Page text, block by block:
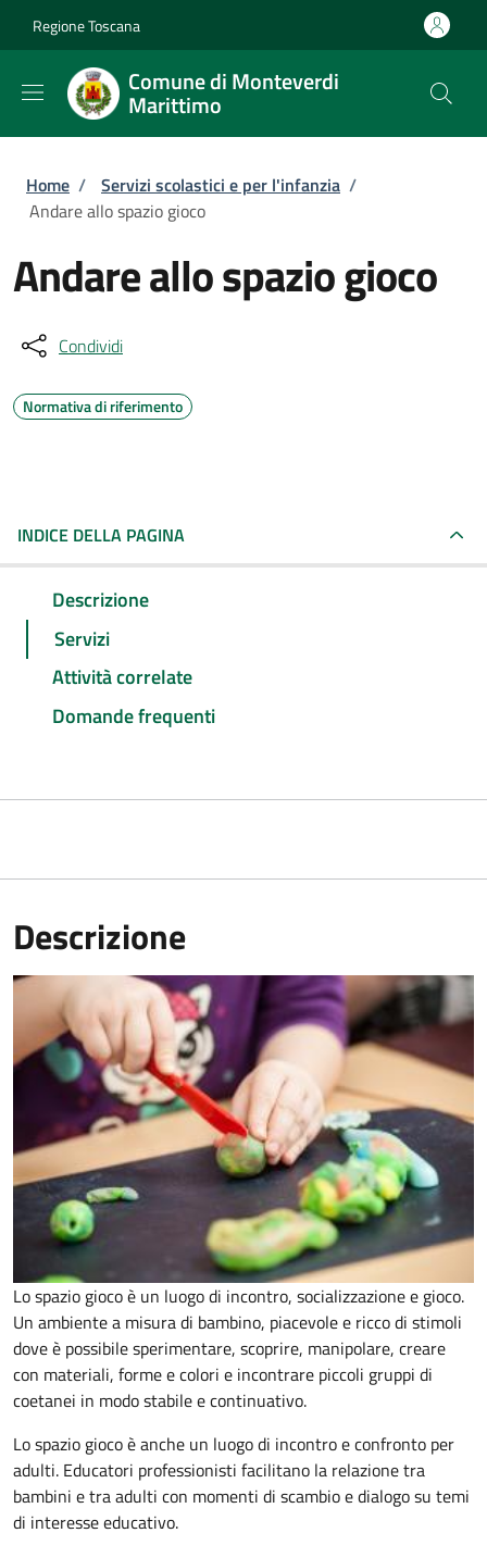
Regione Toscana
Comune di Monteverdi
Marittimo
Briciole di pane
Home / Servizi scolastici e per l'infanzia /
Andare allo spazio gioco
Andare allo spazio gioco
Condividi
Normativa di riferimento
INDICE DELLA PAGINA
Descrizione
Servizi
Attività correlate
Domande frequenti
Descrizione
Lo spazio gioco è un luogo di incontro, socializzazione e gioco.
Un ambiente a misura di bambino, piacevole e ricco di stimoli
dove è possibile sperimentare, scoprire, manipolare, creare
con materiali, forme e colori e incontrare piccoli gruppi di
coetanei in modo stabile e continuativo.
Lo spazio gioco è anche un luogo di incontro e confronto per
adulti. Educatori professionisti facilitano la relazione tra
bambini e tra adulti con momenti di scambio e dialogo su temi
di interesse educativo.